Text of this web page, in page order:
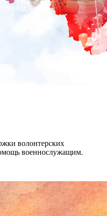
волонтерских
военнослужащим.